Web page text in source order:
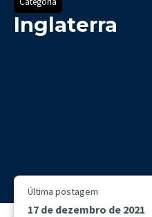
Inglaterra
Última postagem
17 de dezembro de 2021